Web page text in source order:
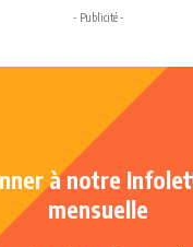
- Publicité -
à notre
mensuelle